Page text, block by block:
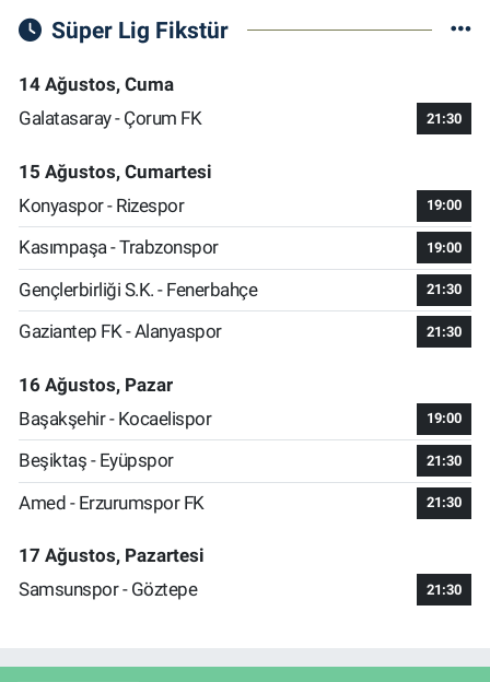
Süper Lig Fikstür
14 Ağustos, Cuma
Galatasaray - Çorum FK
21:30
15 Ağustos, Cumartesi
Konyaspor - Rizespor
19:00
Kasımpaşa - Trabzonspor 19:00
Gençlerbirliği S.K. - Fenerbahçe 21:30
Gaziantep FK - Alanyaspor 21:30
16 Ağustos, Pazar
Başakşehir - Kocaelispor
19:00
Beşiktaş - Eyüpspor 21:30
Amed - Erzurumspor FK 21:30
17 Ağustos, Pazartesi
Samsunspor - Göztepe
21:30